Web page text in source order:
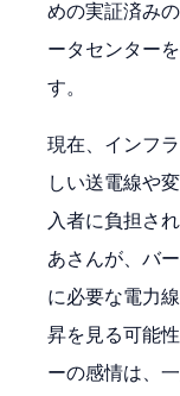
めの実証済み
ータセンター
す。
現在、インフ
しい送電線や
入者に負担さ
あさんが、バ
に必要な電力
昇を見る可能
ーの感情は、